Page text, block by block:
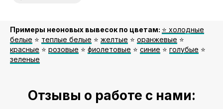
Примеры неоновых вывесок по цветам: ⭐️ холодные
белые ⭐️ теплые белые ⭐️ желтые ⭐️ оранжевые ⭐️
красные ⭐️ розовые ⭐️ фиолетовые ⭐️ синие ⭐️ голубые ⭐️
зеленые
Отзывы о работе с нами: